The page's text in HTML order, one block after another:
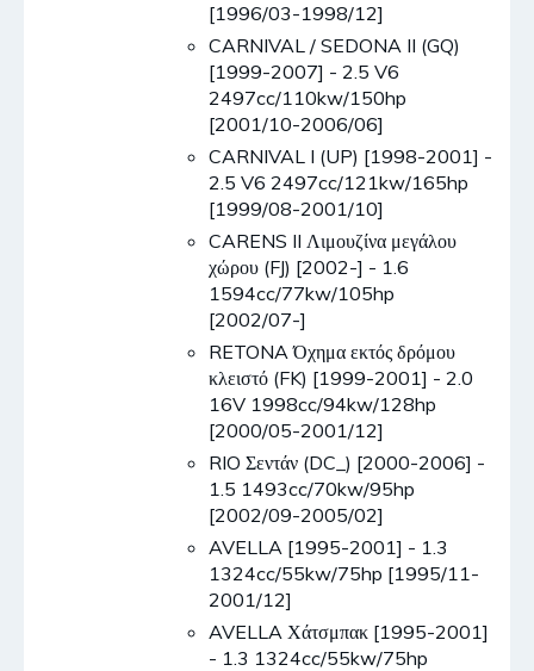
[1996/03-1998/12]
CARNIVAL / SEDONA II (GQ)
[1999-2007] - 2.5 V6
2497cc/110kw/150hp
[2001/10-2006/06]
CARNIVAL I (UP) [1998-2001] -
2.5 V6 2497cc/121kw/165hp
[1999/08-2001/10]
CARENS II Λιμουζίνα μεγάλου
χώρου (FJ) [2002-] - 1.6
1594cc/77kw/105hp
[2002/07-]
RETONA Όχημα εκτός δρόμου
κλειστό (FK) [1999-2001] - 2.0
16V 1998cc/94kw/128hp
[2000/05-2001/12]
RIO Σεντάν (DC_) [2000-2006] -
1.5 1493cc/70kw/95hp
[2002/09-2005/02]
AVELLA [1995-2001] - 1.3
1324cc/55kw/75hp [1995/11-
2001/12]
AVELLA Χάτσμπακ [1995-2001]
- 1.3 1324cc/55kw/75hp